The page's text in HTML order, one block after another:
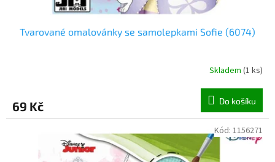
Tvarované omalovánky se samolepkami Sofie (6074)
Skladem (1 ks)
69 Kč Do košíku
Kód: 1156271